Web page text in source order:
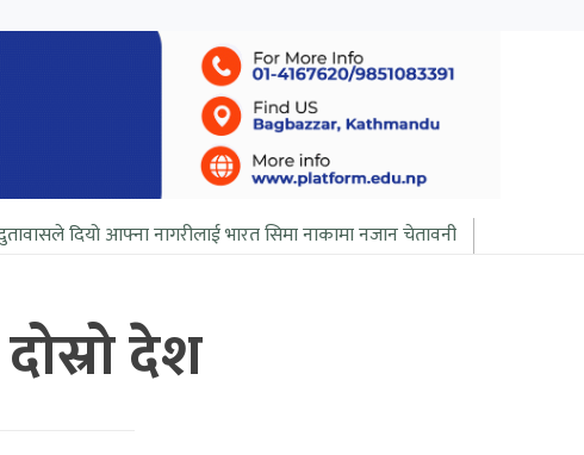
नागरीलाई भारत सिमा नाकामा नजान चेतावनी बिल गेट्सले आफ्नो सबै सम्पत्ति
देश